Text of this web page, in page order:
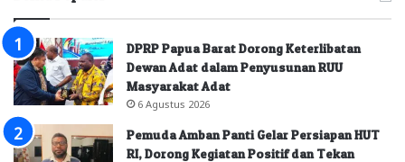
DPRP Papua Barat Dorong Keterlibatan
Dewan Adat dalam Penyusunan RUU
Masyarakat Adat
6 Agustus 2026
Pemuda Amban Panti Gelar Persiapan HUT
RI, Dorong Kegiatan Positif dan Tekan